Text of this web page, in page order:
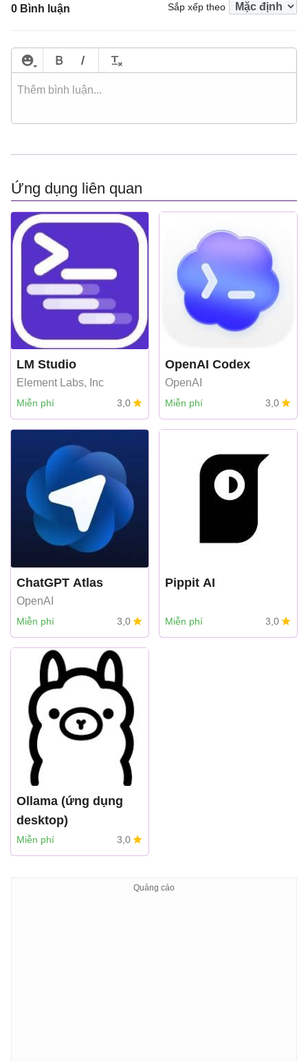
0 Bình luận Sắp xếp theo
Ứng dụng liên quan
LM Studio
Element Labs, Inc
Miễn phí 3,0
OpenAI Codex
OpenAI
Miễn phí 3,0
ChatGPT Atlas
OpenAI
Miễn phí 3,0
Pippit AI
Miễn phí 3,0
Ollama (ứng dụng
desktop)
Miễn phí 3,0